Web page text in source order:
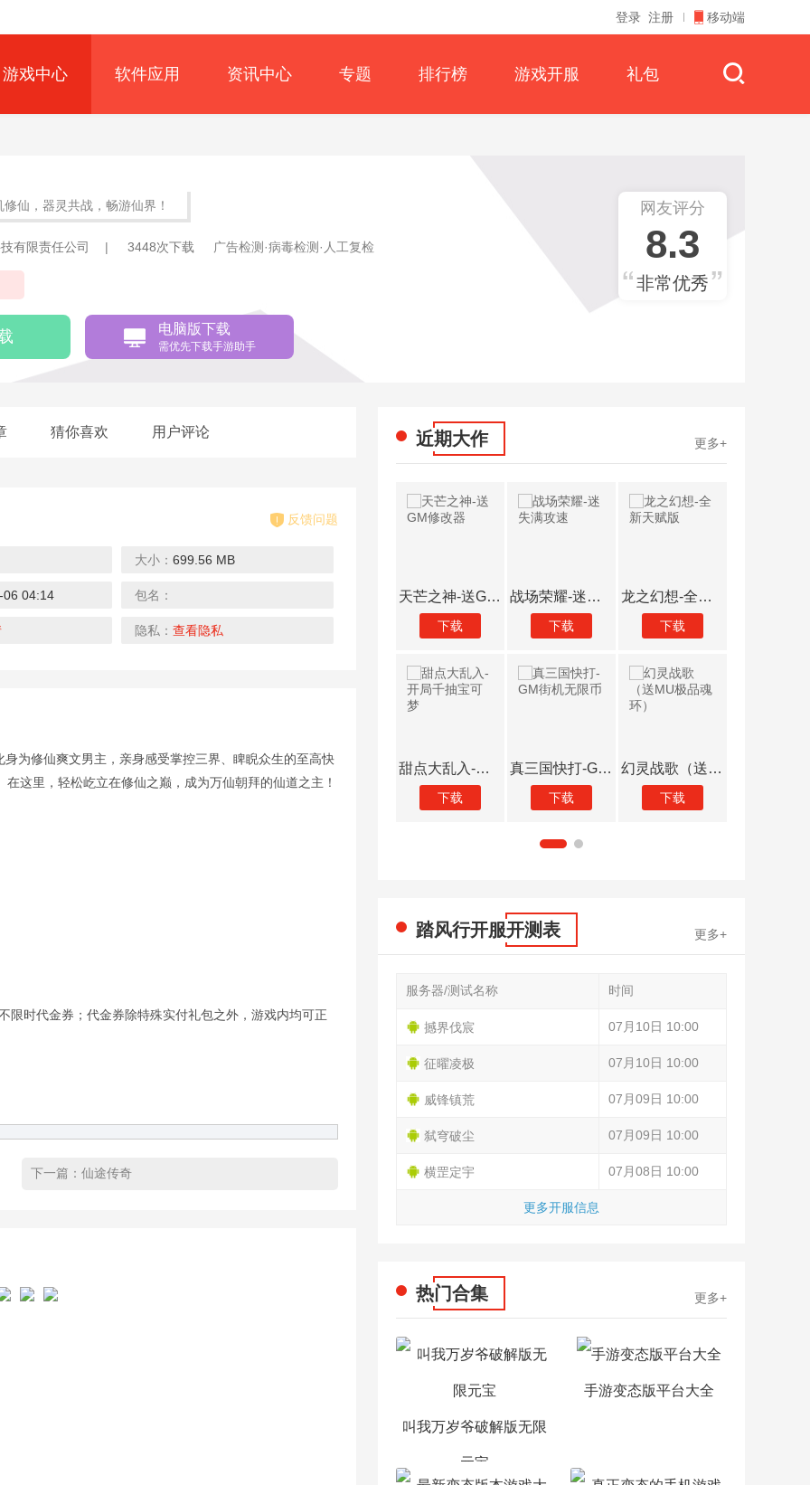
登录 注册 移动端
游戏中心 软件应用 资讯中心 专题 排行榜 游戏开服 礼包
修仙，器灵共战，畅游仙界！
有限责任公司 | 3448次下载 广告检测·病毒检测·人工复检
电脑版下载
需优先下载手游助手
网友评分
8.3
非常优秀
猜你喜欢 用户评论
反馈问题
大小： 699.56 MB
06 04:14 包名：
隐私： 查看隐私
为修仙爽文男主，亲身感受掌控三界、睥睨众生的至高快
这里，轻松屹立在修仙之巅，成为万仙朝拜的仙道之主！
时代金券；代金券除特殊实付礼包之外，游戏内均可正
下一篇： 仙途传奇
近期大作 更多+
封神传奇（打金百万代币）
下载
众神大陆（元宇宙地藏养龙） 热血之怒（0元送充亿爆）
天芒之神-送GM修改器
下载
战场荣耀-迷失满攻速
下载
龙之幻想-全新天赋版
下载
甜点大乱入-开局千抽宝可梦
下载
真三国快打-GM街机无限币
下载
幻灵战歌（送MU极品魂环）
下载
踏风行开服开测表 更多+
更多开服信息
服务器/测试名称 时间
撼界伐宸 07月10日 10:00
征曜凌极 07月10日 10:00
威锋镇荒 07月09日 10:00
弑穹破尘 07月09日 10:00
横罡定宇 07月08日 10:00
热门合集 更多+
叫我万岁爷破解版无限
元宝
手游变态版平台大全